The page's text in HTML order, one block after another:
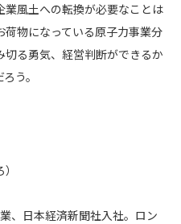
風土への転換が必要なことは
物になっている原子力事業分
る勇気、経営判断ができるか
う。
、日本経済新聞社入社。ロン